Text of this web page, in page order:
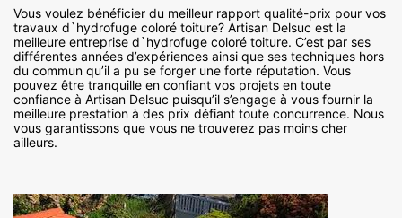
Vous voulez bénéficier du meilleur rapport qualité-prix pour vos
travaux d`hydrofuge coloré toiture? Artisan Delsuc est la
meilleure entreprise d`hydrofuge coloré toiture. C’est par ses
différentes années d’expériences ainsi que ses techniques hors
du commun qu’il a pu se forger une forte réputation. Vous
pouvez être tranquille en confiant vos projets en toute
confiance à Artisan Delsuc puisqu’il s’engage à vous fournir la
meilleure prestation à des prix défiant toute concurrence. Nous
vous garantissons que vous ne trouverez pas moins cher
ailleurs.